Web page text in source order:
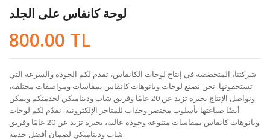
لوحة كانفاس على الجلد
800.00 TL
شركتنا، المتخصصة في إنتاج لوحات الكانفاس، تقدم لكم الجودة والسرعة التي
تستحقونها. نحن نصنع لوحات وبانوهات كانفاس بمقاسات ومواصفات مختلفة،
ونواصل الإنتاج بخبرة تزيد عن 20 عامًا وفريق شاب وديناميكي لخدمتكم ويمكن
أيضًا صياغتها بأسلوب مختصر وجذاب للمتاجر الإلكترونية: نقدّم لكم لوحات
وبانوهات كانفاس بمقاسات متنوعة وجودة عالية، بخبرة تزيد عن 20 عامًا وفريق
شاب وديناميكي لضمان أفضل خدمة.